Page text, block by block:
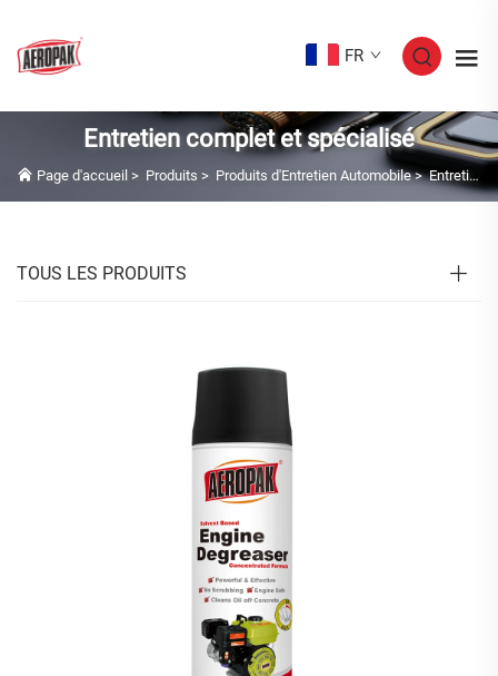
FR
Entretien complet et spécialisé
Page d'accueil > Produits > Produits d'Entretien Automobile>Entretien complet et spécialisé
TOUS LES PRODUITS